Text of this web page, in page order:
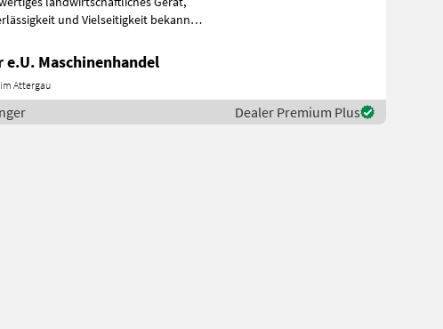
e.U. Maschinenhandel
Attergau
Dealer Premium Plus